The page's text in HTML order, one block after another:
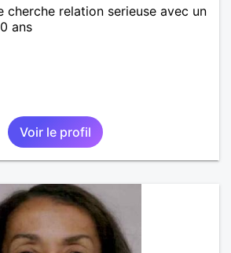
cherche relation serieuse avec un
ans
Voir le profil